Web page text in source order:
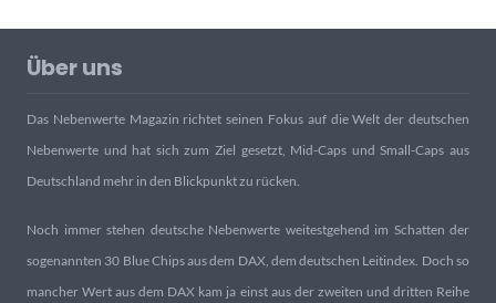
Über uns
Das Nebenwerte Magazin richtet seinen Fokus auf die Welt der deutschen
Nebenwerte und hat sich zum Ziel gesetzt, Mid-Caps und Small-Caps aus
Deutschland mehr in den Blickpunkt zu rücken.
Noch immer stehen deutsche Nebenwerte weitestgehend im Schatten der
sogenannten 30 Blue Chips aus dem DAX, dem deutschen Leitindex. Doch so
mancher Wert aus dem DAX kam ja einst aus der zweiten und dritten Reihe